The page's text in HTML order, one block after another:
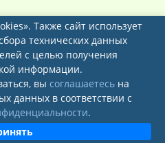
ООО
© 2026
Также сайт использует
технических данных
с целью получения
информации.
вы соглашаетесь на
данных в соответствии с
.